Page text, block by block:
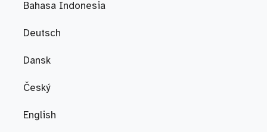
Bahasa Indonesia
Deutsch
Dansk
Český
English